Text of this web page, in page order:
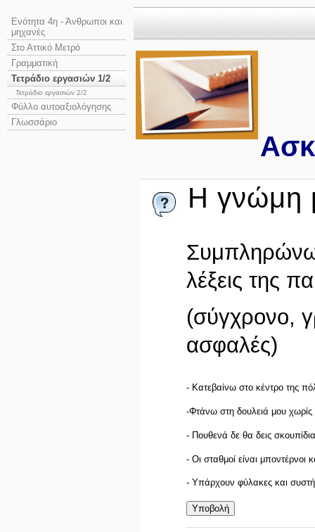
Ενότητα 4η - Άνθρωποι και
μηχανές
Στο Αττικό Μετρό
Γραμματική
Τετράδιο εργασιών 1/2
Τετράδιο εργασιών 2/2
Φύλλο αυτοαξιολόγησης
Γλωσσάριο
Η γνώμη
Συμπληρώνω
λέξεις της
(σύγχρονο,
ασφαλές)
- Κατεβαίνω στο κέντρο της
-Φτάνω στη δουλειά μου χωρίς
- Πουθενά δε θα δεις
- Οι σταθμοί είναι μποντέρνοι
- Υπάρχουν φύλακες και